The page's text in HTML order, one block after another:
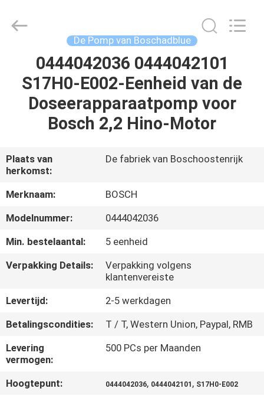
HUIS
PRODUCTEN
ONS
FABRIEKSREIS
KWALITEITSCONTROLE
CONTACTEER
ONS
VERZOEK
OM EEN
CITAAT
Co.,LTD.
De Pomp van Boschadblue
0444042036 0444042101
S17H0-E002-Eenheid van de
Doseerapparaatpomp voor
Bosch 2,2 Hino-Motor
Plaats van
herkomst:
De fabriek van Boschoostenrijk
Merknaam:
BOSCH
Modelnummer:
0444042036
Min. bestelaantal:
5 eenheid
Verpakking Details:
Verpakking volgens
klantenvereiste
Levertijd:
2-5 werkdagen
Betalingscondities:
T / T, Western Union, Paypal, RMB
Levering
vermogen:
500 PCs per Maanden
Hoogtepunt: 0444042036, 0444042101 , S17H0-E002